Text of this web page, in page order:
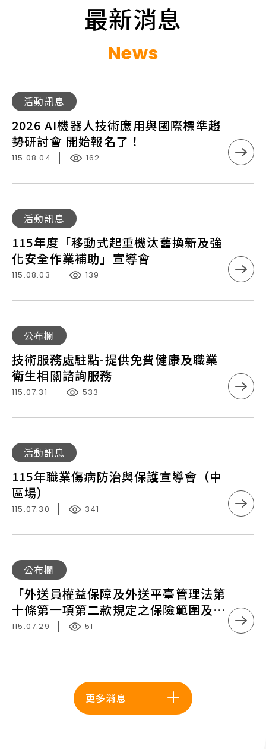
最新消息
News
活動訊息
2026 AI機器人技術應用與國際標準趨
勢研討會 開始報名了！
115.08.04 162
2026
AI
機
器
人
應
用
與
國
際
趨
勢
研
討
會
始
名
活動訊息
115年度「移動式起重機汰舊換新及強
化安全作業補助」宣導會
115.08.03 139
115
年
度
「移
動
重
機
汰
舊
換
強
化
安
全
作
補
宣
導
會
公布欄
技術服務處駐點-提供免費健康及職業
衛生相關諮詢服務
115.07.31 533
技
術
服
務
處
提
供
免
費
健
職
業
衛
生
相
諮
活動訊息
115年職業傷病防治與保護宣導會（中
區場）
115.07.30 341
115
年
職
業
傷
治
與
保
護
宣
公布欄
「外送員權益保障及外送平臺管理法第
十條第一項第二款規定之保險範圍及最
低保險金額」115年7月21日生效
115.07.29 51
「外
送
員
權
益
更多消息